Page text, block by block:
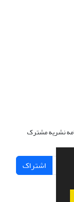
نشریه مشترک
اشتراک